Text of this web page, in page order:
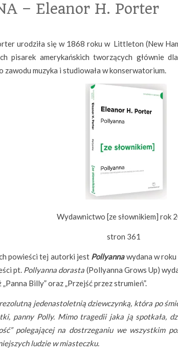
– Eleanor H. Porter
urodziła się w 1868 roku w Littleton (New
pisarek amerykańskich tworzących głównie
zawodu muzyka i studiowała w konserwatorium.
Wydawnictwo [ze słownikiem] rok
stron 361
powieści tej autorki jest Pollyannawydana w
pt. Pollyanna dorasta (Pollyanna Grows Up)
Billy” oraz „Przejść przez strumień”.
jedenastoletnią dziewczynką, która po
panny Polly. Mimo tragedii jaka ją spotkała,
polegającej na dostrzeganiu we wszystkim
ludzie w miasteczku.